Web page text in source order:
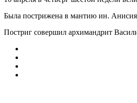
Была пострижена в мантию ин.
Постриг совершил архимандрит